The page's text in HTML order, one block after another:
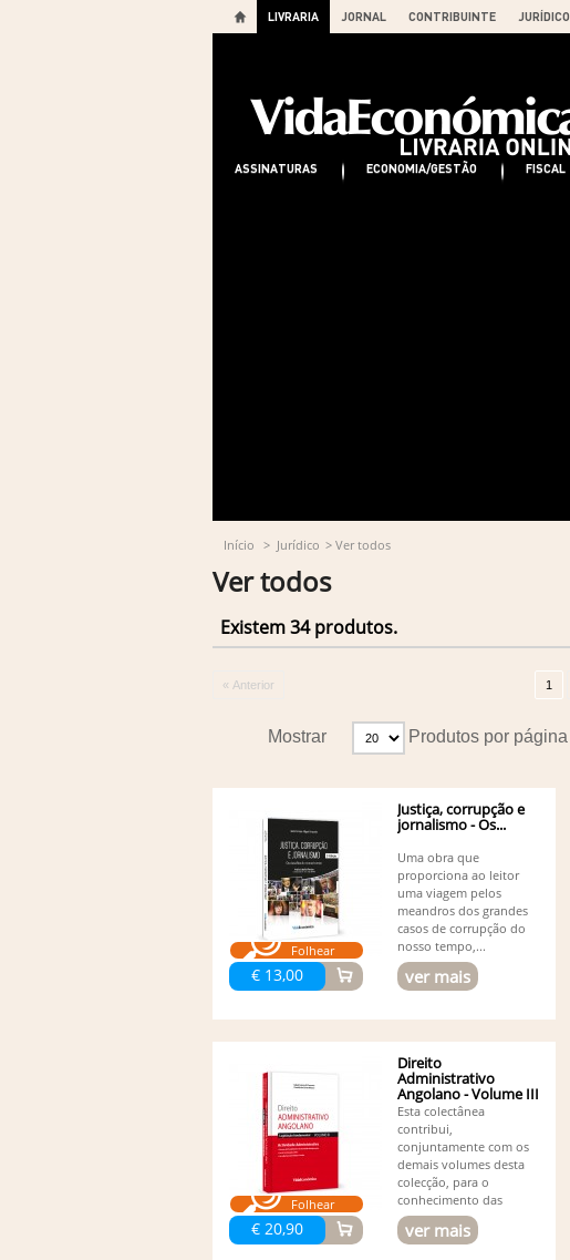
LIVRARIA JORNAL CONTRIBUINTE JURÍDICO
ASSINATURAS ECONOMIA/GESTÃO FISCAL
Início > Jurídico > Ver todos
Ver todos
Existem 34 produtos.
« Anterior 1
Mostrar Produtos por página
Folhear
€ 13,00
Justiça, corrupção e
jornalismo - Os...
Uma obra que
proporciona ao leitor
uma viagem pelos
meandros dos grandes
casos de corrupção do
nosso tempo,...
ver mais
Folhear
€ 20,90
Direito
Administrativo
Angolano - Volume III
- Actividade...
Esta colectânea
contribui,
conjuntamente com os
demais volumes desta
colecção, para o
conhecimento das
normas...
ver mais